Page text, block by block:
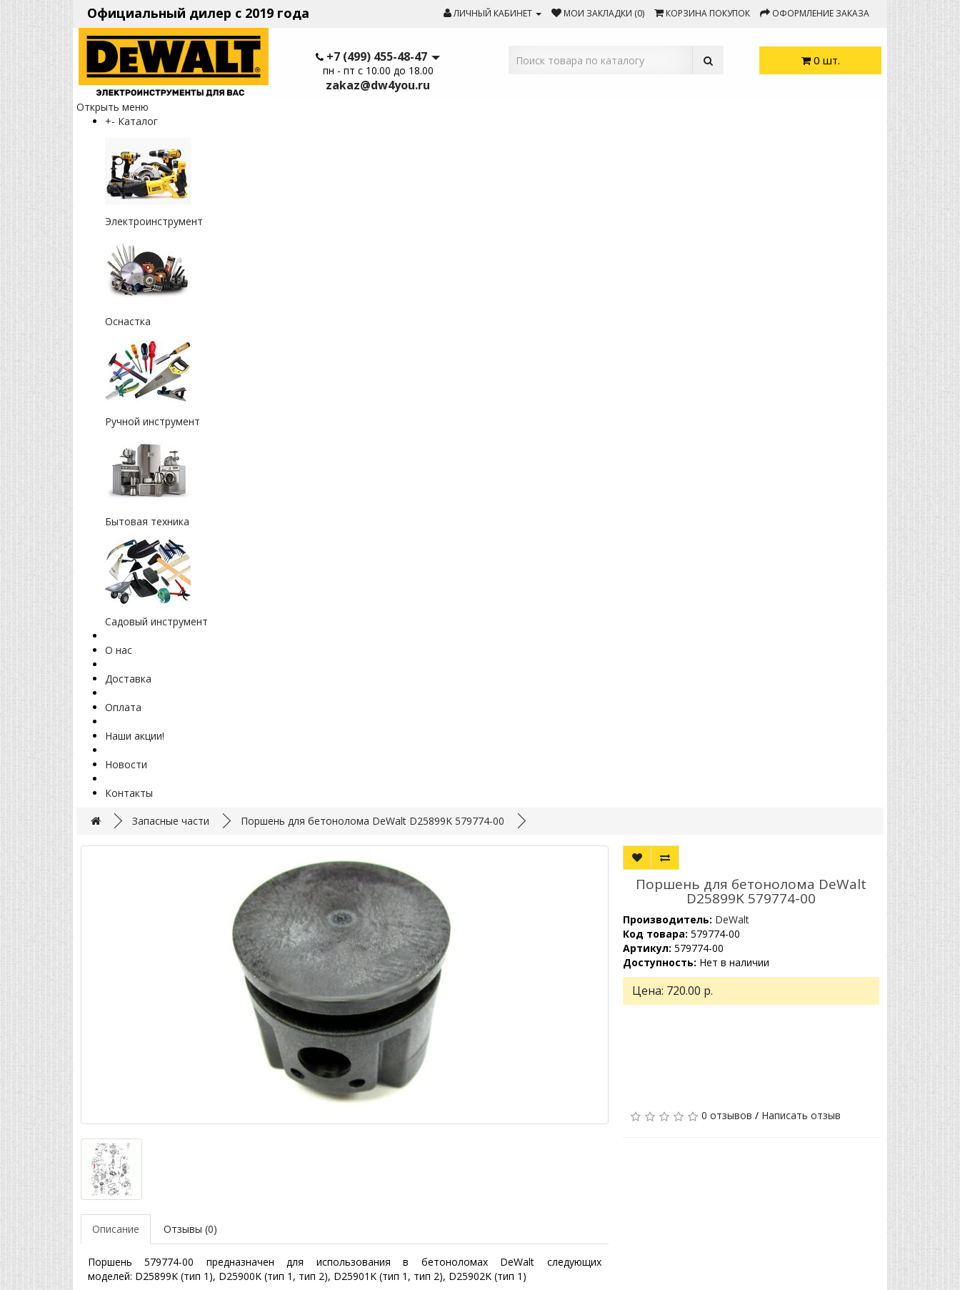
Официальный дилер с 2019 года ЛИЧНЫЙ КАБИНЕТ МОИ ЗАКЛАДКИ (0) КОРЗИНА ПОКУПОК ОФОРМЛЕНИЕ ЗАКАЗА
+7 (499) 455-48-47
пн - пт с 10.00 до 18.00
zakaz@dw4you.ru
0 шт.
Открыть меню
+- Каталог
Электроинструмент
Оснастка
Ручной инструмент
Бытовая техника
Садовый инструмент
О нас
Доставка
Оплата
Наши акции!
Новости
Контакты
Запасные части Поршень для бетонолома DeWalt D25899K 579774-00
Описание Отзывы (0)
Поршень 579774-00 предназначен для использования в бетоноломах DeWalt следующих
моделей: D25899K (тип 1), D25900K (тип 1, тип 2), D25901K (тип 1, тип 2), D25902K (тип 1)
Поршень для бетонолома DeWalt
D25899K 579774-00
Производитель: DeWalt
Код товара: 579774-00
Артикул: 579774-00
Доступность: Нет в наличии
Цена: 720.00 р.
0 отзывов / Написать отзыв